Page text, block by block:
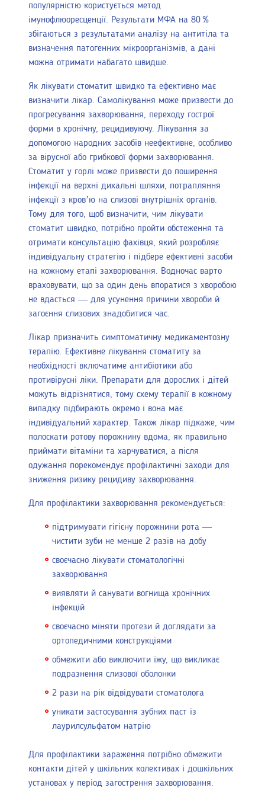
популярністю користується метод
імунофлюоресценції. Результати МФА на 80 %
збігаються з результатами аналізу на антитіла та
визначення патогенних мікроорганізмів, а дані
можна отримати набагато швидше.
Як лікувати стоматит швидко та ефективно має
визначити лікар. Самолікування може призвести до
прогресування захворювання, переходу гострої
форми в хронічну, рецидивуючу. Лікування за
допомогою народних засобів неефективне, особливо
за вірусної або грибкової форми захворювання.
Стоматит у горлі може призвести до поширення
інфекції на верхні дихальні шляхи, потрапляння
інфекції з кров’ю на слизові внутрішніх органів.
Тому для того, щоб визначити, чим лікувати
стоматит швидко, потрібно пройти обстеження та
отримати консультацію фахівця, який розробляє
індивідуальну стратегію і підбере ефективні засоби
на кожному етапі захворювання. Водночас варто
враховувати, що за один день впоратися з хворобою
не вдасться — для усунення причини хвороби й
загоєння слизових знадобитися час.
Лікар призначить симптоматичну медикаментозну
терапію. Ефективне лікування стоматиту за
необхідності включатиме антибіотики або
противірусні ліки. Препарати для дорослих і дітей
можуть відрізнятися, тому схему терапії в кожному
випадку підбирають окремо і вона має
індивідуальний характер. Також лікар підкаже, чим
полоскати ротову порожнину вдома, як правильно
приймати вітаміни та харчуватися, а після
одужання порекомендує профілактичні заходи для
зниження ризику рецидиву захворювання.
Для профілактики захворювання рекомендується:
підтримувати гігієну порожнини рота —
чистити зуби не менше 2 разів на добу
своєчасно лікувати стоматологічні
захворювання
виявляти й санувати вогнища хронічних
інфекцій
своєчасно міняти протези й доглядати за
ортопедичними конструкціями
обмежити або виключити їжу, що викликає
подразнення слизової оболонки
2 рази на рік відвідувати стоматолога
уникати застосування зубних паст із
лаурилсульфатом натрію
Для профілактики зараження потрібно обмежити
контакти дітей у шкільних колективах і дошкільних
установах у період загострення захворювання.